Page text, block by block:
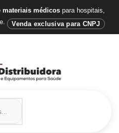
materiais médicospara hospitais,
Venda exclusiva para CNPJ